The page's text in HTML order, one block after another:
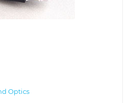
Optics